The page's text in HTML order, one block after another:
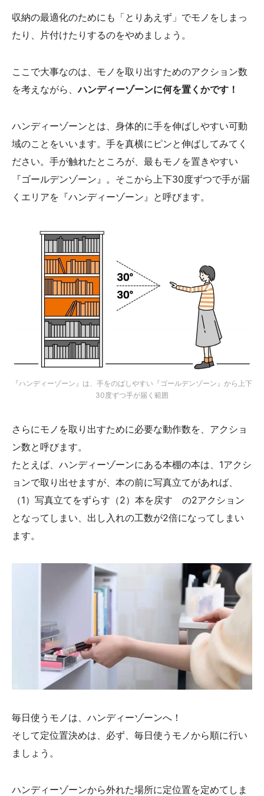
収納の最適化のためにも「とりあえず」でモノをしまっ
たり、片付けたりするのをやめましょう。
ここで大事なのは、モノを取り出すためのアクション数
を考えながら、ハンディーゾーンに何を置くかです！
ハンディーゾーンとは、身体的に手を伸ばしやすい可動
域のことをいいます。手を真横にピンと伸ばしてみてく
ださい。手が触れたところが、最もモノを置きやすい
『ゴールデンゾーン』。そこから上下30度ずつで手が届
くエリアを『ハンディーゾーン』と呼びます。
『ハンディーゾーン』は、手をのばしやすい『ゴールデンゾーン』から上下
30度ずつ手が届く範囲
さらにモノを取り出すために必要な動作数を、アクショ
ン数と呼びます。
たとえば、ハンディーゾーンにある本棚の本は、1アクシ
ョンで取り出せますが、本の前に写真立てがあれば、
（1）写真立てをずらす（2）本を戻す の2アクション
となってしまい、出し入れの工数が2倍になってしまい
ます。
毎日使うモノは、ハンディーゾーンへ！
そして定位置決めは、必ず、毎日使うモノから順に行い
ましょう。
ハンディーゾーンから外れた場所に定位置を定めてしま